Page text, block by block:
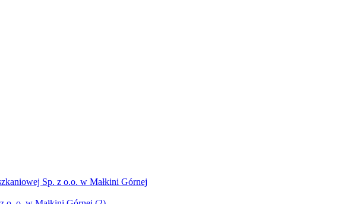
Sp. z o.o. w Małkini Górnej